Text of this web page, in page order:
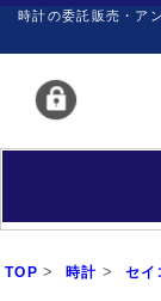
時計の委託販売・ア
TOP > 時計 > セイ